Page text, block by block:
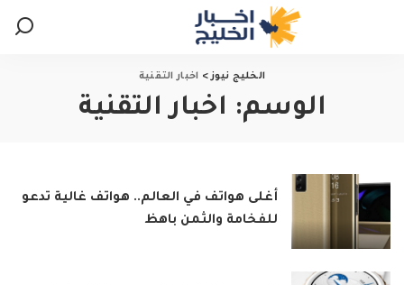
الخليج نيوز> اخبار التقنية
الوسم: اخبار التقنية
أغلى هواتف في العالم.. هواتف غالية تدعو
للفخامة والثمن باهظ